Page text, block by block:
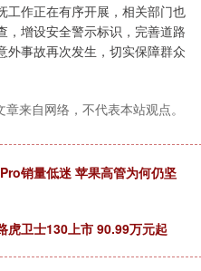
工作正在有序开展，相关部门也
，增设安全警示标识，完善道路
外事故再次发生，切实保障群众
来自网络，不代表本站观点。
销量低迷 苹果高管为何仍坚
虎卫士130上市 90.99万元起